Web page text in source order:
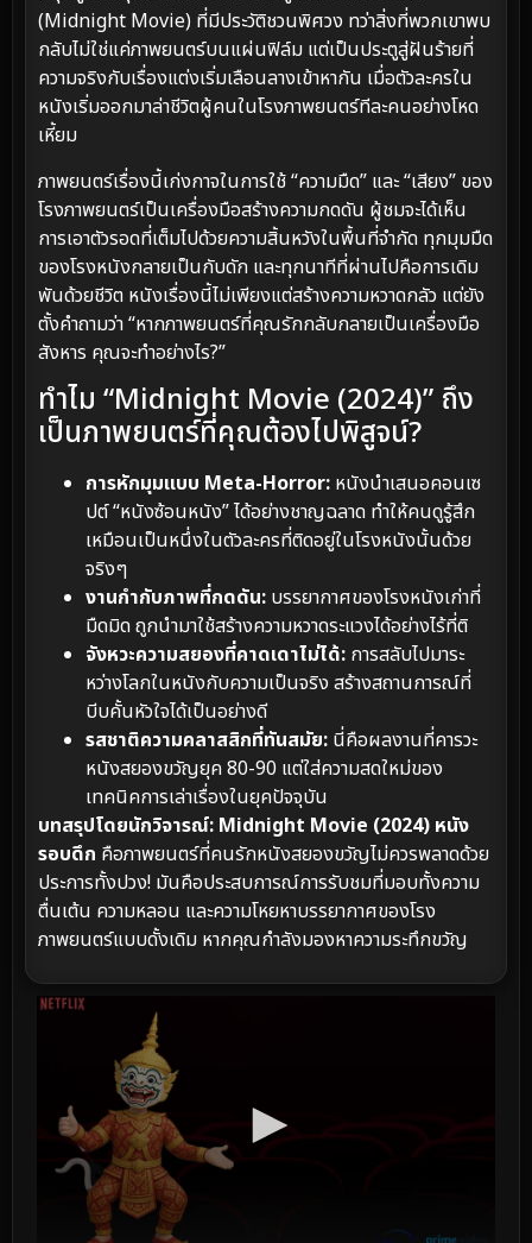
(Midnight Movie) ที่มีประวัติชวนพิศวง ทว่าสิ่งที่พวกเขาพบ
กลับไม่ใช่แค่ภาพยนตร์บนแผ่นฟิล์ม แต่เป็นประตูสู่ฝันร้ายที่
ความจริงกับเรื่องแต่งเริ่มเลือนลางเข้าหากัน เมื่อตัวละครใน
หนังเริ่มออกมาล่าชีวิตผู้คนในโรงภาพยนตร์ทีละคนอย่างโหด
เหี้ยม
ภาพยนตร์เรื่องนี้เก่งกาจในการใช้ “ความมืด” และ “เสียง” ของ
โรงภาพยนตร์เป็นเครื่องมือสร้างความกดดัน ผู้ชมจะได้เห็น
การเอาตัวรอดที่เต็มไปด้วยความสิ้นหวังในพื้นที่จำกัด ทุกมุมมืด
ของโรงหนังกลายเป็นกับดัก และทุกนาทีที่ผ่านไปคือการเดิม
พันด้วยชีวิต หนังเรื่องนี้ไม่เพียงแต่สร้างความหวาดกลัว แต่ยัง
ตั้งคำถามว่า “หากภาพยนตร์ที่คุณรักกลับกลายเป็นเครื่องมือ
สังหาร คุณจะทำอย่างไร?”
ทำไม “Midnight Movie (2024)” ถึง
เป็นภาพยนตร์ที่คุณต้องไปพิสูจน์?
การหักมุมแบบ Meta-Horror: หนังนำเสนอคอนเซ
ปต์ “หนังซ้อนหนัง” ได้อย่างชาญฉลาด ทำให้คนดูรู้สึก
เหมือนเป็นหนึ่งในตัวละครที่ติดอยู่ในโรงหนังนั้นด้วย
จริงๆ
งานกำกับภาพที่กดดัน: บรรยากาศของโรงหนังเก่าที่
มืดมิด ถูกนำมาใช้สร้างความหวาดระแวงได้อย่างไร้ที่ติ
จังหวะความสยองที่คาดเดาไม่ได้: การสลับไปมาระ
หว่างโลกในหนังกับความเป็นจริง สร้างสถานการณ์ที่
บีบคั้นหัวใจได้เป็นอย่างดี
รสชาติความคลาสสิกที่ทันสมัย: นี่คือผลงานที่คารวะ
หนังสยองขวัญยุค 80-90 แต่ใส่ความสดใหม่ของ
เทคนิคการเล่าเรื่องในยุคปัจจุบัน
บทสรุปโดยนักวิจารณ์: Midnight Movie (2024) หนัง
รอบดึก คือภาพยนตร์ที่คนรักหนังสยองขวัญไม่ควรพลาดด้วย
ประการทั้งปวง! มันคือประสบการณ์การรับชมที่มอบทั้งความ
ตื่นเต้น ความหลอน และความโหยหาบรรยากาศของโรง
ภาพยนตร์แบบดั้งเดิม หากคุณกำลังมองหาความระทึกขวัญ